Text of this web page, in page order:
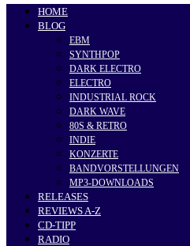
HOME
BLOG
EBM
SYNTHPOP
DARK ELECTRO
ELECTRO
INDUSTRIAL ROCK
DARK WAVE
80S & RETRO
INDIE
KONZERTE
BANDVORSTELLUNGEN
MP3-DOWNLOADS
RELEASES
REVIEWS A-Z
CD-TIPP
RADIO